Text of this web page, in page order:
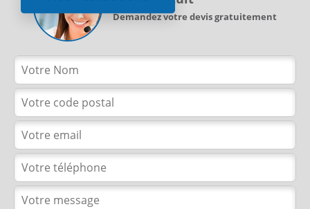
Demandez votre devis gratuitement